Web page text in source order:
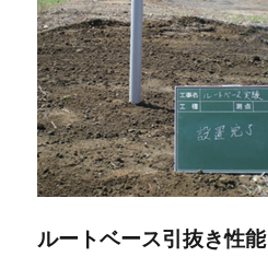
ルートベース引抜き性能